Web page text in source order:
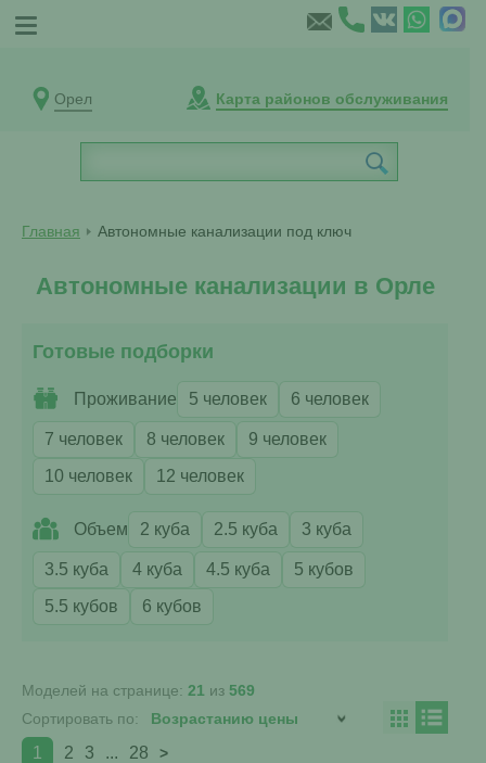
Орел Карта районов обслуживания
Главная Автономные канализации под ключ
Автономные канализации в Орле
Готовые подборки
Проживание 5 человек 6 человек
7 человек 8 человек
9 человек
10 человек
12 человек
Объем 2 куба 2.5 куба 3 куба
3.5 куба 4 куба 4.5 куба
5 кубов
5.5 кубов
6 кубов
Моделей на странице: 21 из 569
Сортировать по:
1 2 3 ... 28 >